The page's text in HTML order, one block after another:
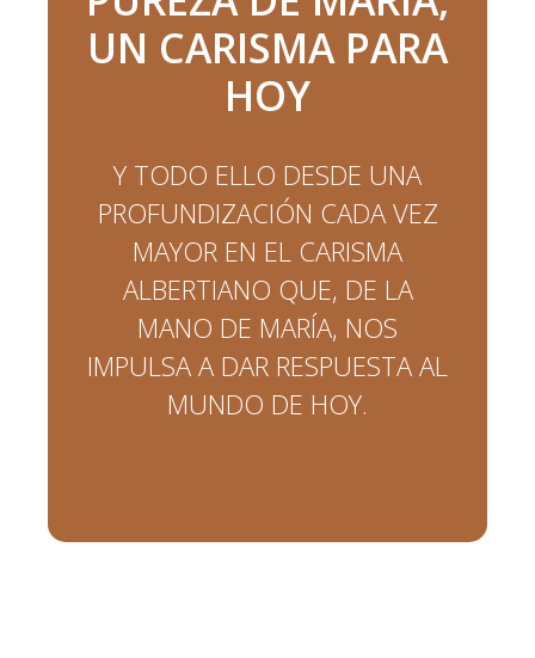
UN CARISMA PARA
HOY
Y TODO ELLO DESDE UNA
PROFUNDIZACIÓN CADA VEZ
MAYOR EN EL CARISMA
ALBERTIANO QUE, DE LA
MANO DE MARÍA, NOS
IMPULSA A DAR RESPUESTA AL
MUNDO DE HOY.